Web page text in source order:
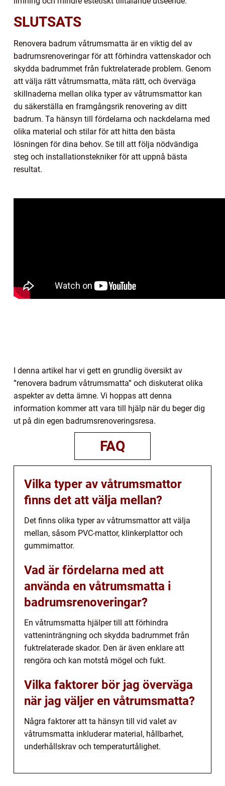
SLUTSATS
Renovera badrum våtrumsmatta är en viktig del av
badrumsrenoveringar för att förhindra vattenskador och
skydda badrummet från fuktrelaterade problem. Genom
att välja rätt våtrumsmatta, mäta rätt, och överväga
skillnaderna mellan olika typer av våtrumsmattor kan
du säkerställa en framgångsrik renovering av ditt
badrum. Ta hänsyn till fördelarna och nackdelarna med
olika material och stilar för att hitta den bästa
lösningen för dina behov. Se till att följa nödvändiga
steg och installationstekniker för att uppnå bästa
resultat.
I denna artikel har vi gett en grundlig översikt av
”renovera badrum våtrumsmatta” och diskuterat olika
aspekter av detta ämne. Vi hoppas att denna
information kommer att vara till hjälp när du beger dig
ut på din egen badrumsrenoveringsresa.
FAQ
Vilka typer av våtrumsmattor
finns det att välja mellan?
Det finns olika typer av våtrumsmattor att välja
mellan, såsom PVC-mattor, klinkerplattor och
gummimattor.
Vad är fördelarna med att
använda en våtrumsmatta i
badrumsrenoveringar?
En våtrumsmatta hjälper till att förhindra
vatteninträngning och skydda badrummet från
fuktrelaterade skador. Den är även enklare att
rengöra och kan motstå mögel och fukt.
Vilka faktorer bör jag överväga
när jag väljer en våtrumsmatta?
Några faktorer att ta hänsyn till vid valet av
våtrumsmatta inkluderar material, hållbarhet,
underhållskrav och temperaturtålighet.